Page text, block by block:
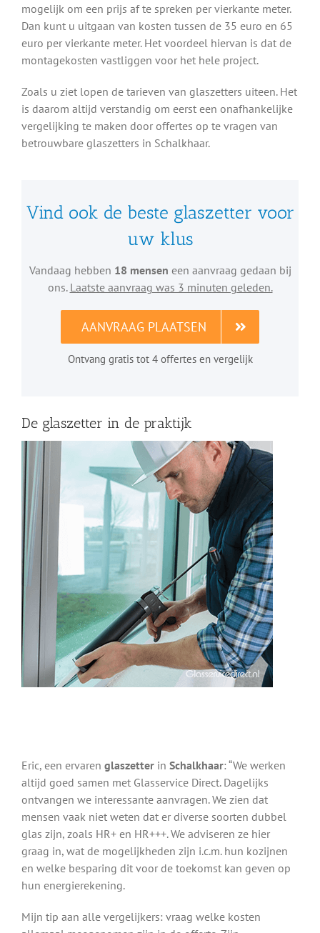
mogelijk om een prijs af te spreken per vierkante meter.
Dan kunt u uitgaan van kosten tussen de 35 euro en 65
euro per vierkante meter. Het voordeel hiervan is dat de
montagekosten vastliggen voor het hele project.
Zoals u ziet lopen de tarieven van glaszetters uiteen. Het
is daarom altijd verstandig om eerst een onafhankelijke
vergelijking te maken door offertes op te vragen van
betrouwbare glaszetters in Schalkhaar.
Vind ook de beste glaszetter voor
uw klus
Vandaag hebben 18 mensen een aanvraag gedaan bij
ons. Laatste aanvraag was 3 minuten geleden.
AANVRAAG PLAATSEN
Ontvang gratis tot 4 offertes en vergelijk
De glaszetter in de praktijk
Eric, een ervaren glaszetter in Schalkhaar: “We werken
altijd goed samen met Glasservice Direct. Dagelijks
ontvangen we interessante aanvragen. We zien dat
mensen vaak niet weten dat er diverse soorten dubbel
glas zijn, zoals HR+ en HR+++. We adviseren ze hier
graag in, wat de mogelijkheden zijn i.c.m. hun kozijnen
en welke besparing dit voor de toekomst kan geven op
hun energierekening.
Mijn tip aan alle vergelijkers: vraag welke kosten